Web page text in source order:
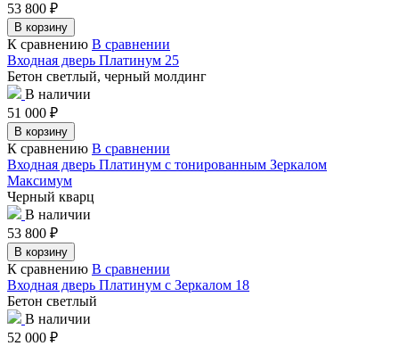
53 800 ₽
В корзину
К сравнению В сравнении
Входная дверь Платинум 25
Бетон светлый, черный молдинг
В наличии
51 000 ₽
В корзину
К сравнению В сравнении
Входная дверь Платинум с тонированным Зеркалом
Максимум
Черный кварц
В наличии
53 800 ₽
В корзину
К сравнению В сравнении
Входная дверь Платинум с Зеркалом 18
Бетон светлый
В наличии
52 000 ₽